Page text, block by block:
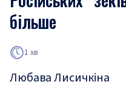
більше
1 хв
Любава Лисичкіна